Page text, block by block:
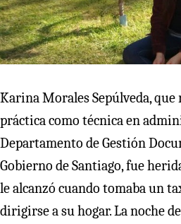
Karina Morales Sepúlveda, que
práctica como técnica en
Departamento de Gestión
Gobierno de Santiago, fue
le alcanzó cuando tomaba un
dirigirse a su hogar. La noche